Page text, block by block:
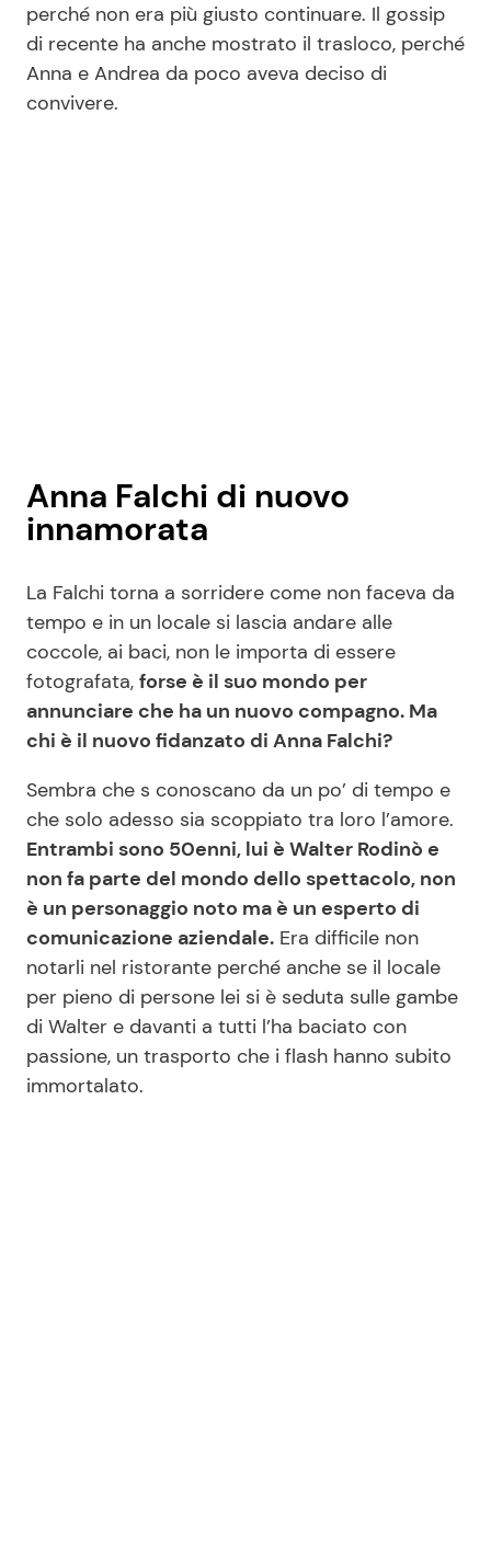
Privacy Policy
perché non era più giusto continuare. Il gossip
di recente ha anche mostrato il trasloco, perché
Anna e Andrea da poco aveva deciso di
convivere.
Anna Falchi di nuovo
innamorata
La Falchi torna a sorridere come non faceva da
tempo e in un locale si lascia andare alle
coccole, ai baci, non le importa di essere
fotografata, forse è il suo mondo per
annunciare che ha un nuovo compagno. Ma
chi è il nuovo fidanzato di Anna Falchi?
Sembra che s conoscano da un po’ di tempo e
che solo adesso sia scoppiato tra loro l’amore.
Entrambi sono 50enni, lui è Walter Rodinò e
non fa parte del mondo dello spettacolo, non
è un personaggio noto ma è un esperto di
comunicazione aziendale. Era difficile non
notarli nel ristorante perché anche se il locale
per pieno di persone lei si è seduta sulle gambe
di Walter e davanti a tutti l’ha baciato con
passione, un trasporto che i flash hanno subito
immortalato.